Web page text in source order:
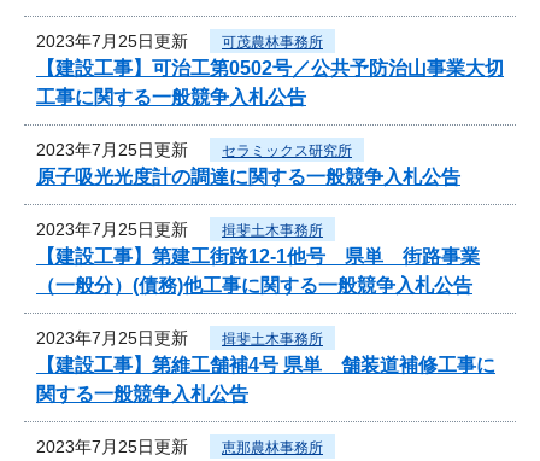
2023年7月25日更新 可茂農林事務所
【建設工事】可治工第0502号／公共予防治山事業大切
工事に関する一般競争入札公告
2023年7月25日更新 セラミックス研究所
原子吸光光度計の調達に関する一般競争入札公告
2023年7月25日更新 揖斐土木事務所
【建設工事】第建工街路12-1他号 県単 街路事業
（一般分）(債務)他工事に関する一般競争入札公告
2023年7月25日更新 揖斐土木事務所
【建設工事】第維工舗補4号 県単 舗装道補修工事に
関する一般競争入札公告
2023年7月25日更新 恵那農林事務所